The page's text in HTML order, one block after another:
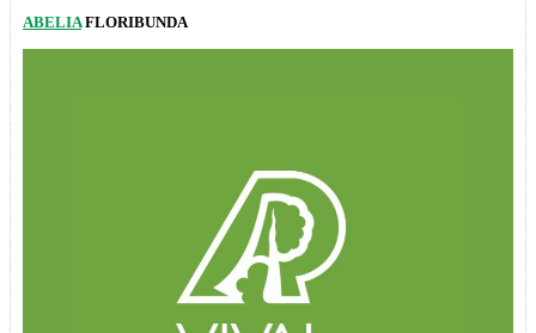
ABELIAFLORIBUNDA